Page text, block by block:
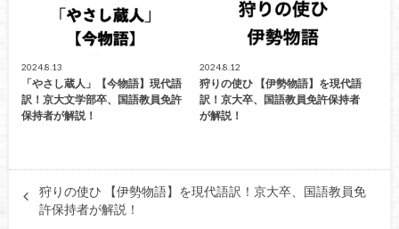
2024.8.13
「やさし蔵人」【今物語】現代語
訳！京大文学部卒、国語教員免許
保持者が解説！
2024.8.12
狩りの使ひ 【伊勢物語】を現代語
訳！京大卒、国語教員免許保持者
が解説！
狩りの使ひ 【伊勢物語】を現代語訳！京大卒、国語教員免
許保持者が解説！